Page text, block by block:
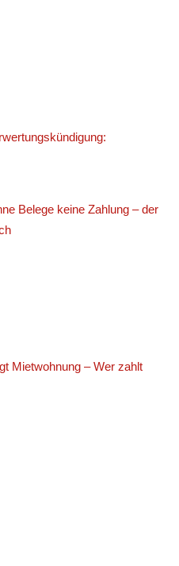
Belege keine Zahlung – der
Mietwohnung – Wer zahlt